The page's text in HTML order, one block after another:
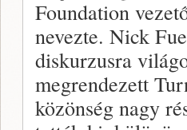
Foundation
nevezte. Nick
diskurzusra
megrendezett
közönség nagy